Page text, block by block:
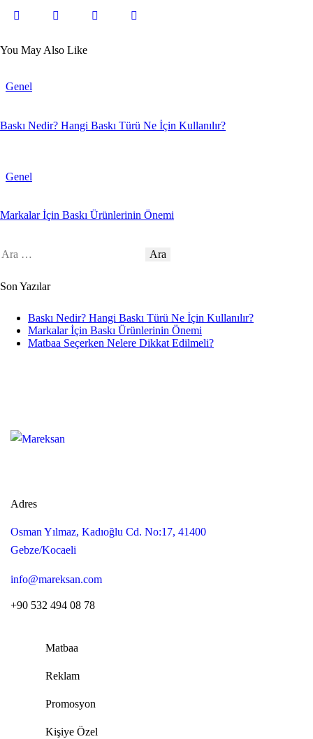
You May Also Like
Genel
Baskı Nedir? Hangi Baskı Türü Ne İçin Kullanılır?
Genel
Markalar İçin Baskı Ürünlerinin Önemi
Son Yazılar
Baskı Nedir? Hangi Baskı Türü Ne İçin Kullanılır?
Markalar İçin Baskı Ürünlerinin Önemi
Matbaa Seçerken Nelere Dikkat Edilmeli?
Adres
Osman Yılmaz, Kadıoğlu Cd. No:17, 41400
Gebze/Kocaeli
info@mareksan.com
+90 532 494 08 78
Matbaa
Reklam
Promosyon
Kişiye Özel